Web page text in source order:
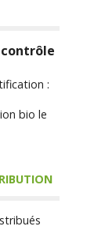
:
bio le